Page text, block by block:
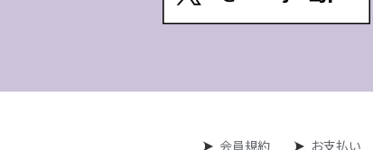
会員規約 お支払い